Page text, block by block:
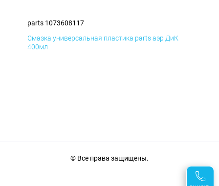
parts 1073608117
Смазка универсальная пластика parts аэр ДиК
400мл
© Все права защищены.